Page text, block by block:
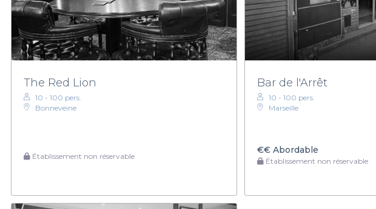
The Red Lion
10 - 100 pers.
Bonneveine
Établissement non réservable
Bar de l'Arrêt
10 - 100 pers.
Marseille
€€Abordable
Établissement non réservable